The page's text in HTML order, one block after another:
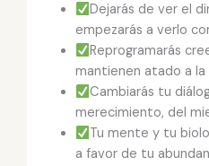
Dejarás de ver el
empezarás a verlo
Reprogramarás
mantienen atado a la
Cambiarás tu
merecimiento, del
Tu mente y tu
a favor de tu